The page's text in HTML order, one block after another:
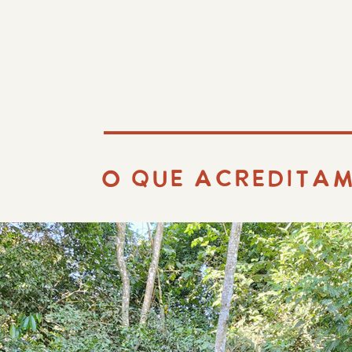
O QUE